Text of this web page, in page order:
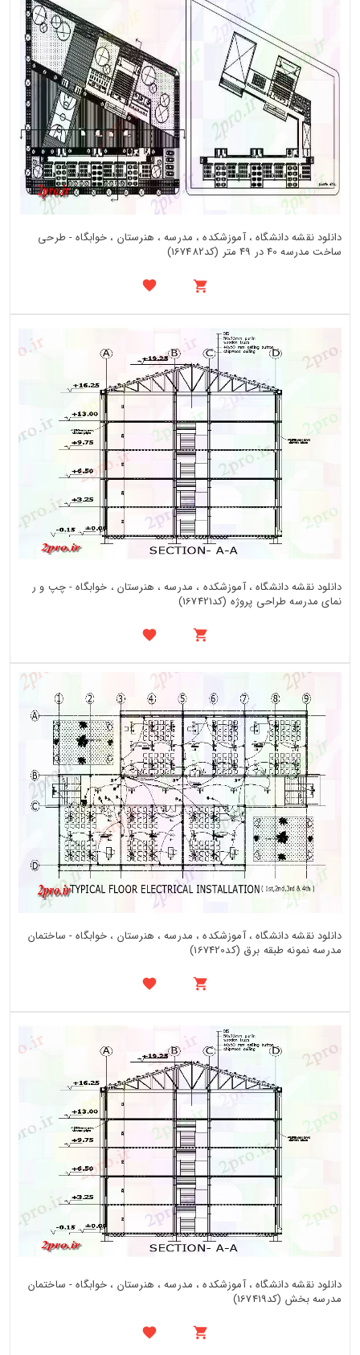
دانلود نقشه دانشگاه ، آموزشکده ، مدرسه ، هنرستان ، خوابگاه - طرحی
ساخت مدرسه 40 در 49 متر (کد167482)
دانلود نقشه دانشگاه ، آموزشکده ، مدرسه ، هنرستان ، خوابگاه - چپ و ر
نمای مدرسه طراحی پروژه (کد167421)
دانلود نقشه دانشگاه ، آموزشکده ، مدرسه ، هنرستان ، خوابگاه - ساختمان
مدرسه نمونه طبقه برق (کد167420)
دانلود نقشه دانشگاه ، آموزشکده ، مدرسه ، هنرستان ، خوابگاه - ساختمان
مدرسه بخش (کد167419)